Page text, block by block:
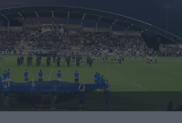
Championship